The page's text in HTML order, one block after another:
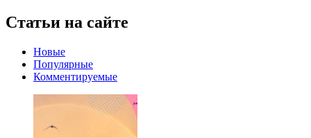
Статьи на сайте
Новые
Популярные
Комментируемые